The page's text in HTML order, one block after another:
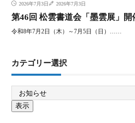
2026年7月3日 2026年7月3日
第46回 松雲書道会「墨雲展」開
令和8年7月2日（木）～7月5日（日）……
カテゴリー選択